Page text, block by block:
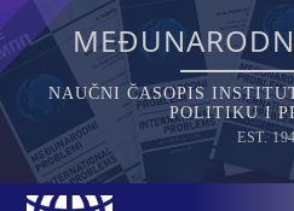
Skip
to
content
NAUČNI ČASOPIS
POLITIKU I
EST.